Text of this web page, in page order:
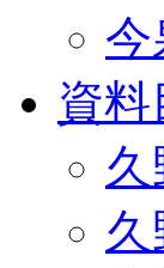
今
資料